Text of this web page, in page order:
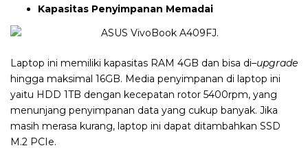
Kapasitas Penyimpanan Memadai
Laptop ini memiliki kapasitas RAM 4GB dan bisa di–upgrade
hingga maksimal 16GB. Media penyimpanan di laptop ini
yaitu HDD 1TB dengan kecepatan rotor 5400rpm, yang
menunjang penyimpanan data yang cukup banyak. Jika
masih merasa kurang, laptop ini dapat ditambahkan SSD
M.2 PCIe.